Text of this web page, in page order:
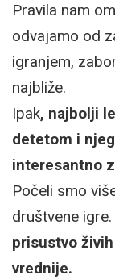
Pravila nam
odvajamo od
igranjem,
najbliže.
Ipak, najbolji
detetom i
interesantno
Počeli smo
društvene igre.
prisustvo
vrednije.